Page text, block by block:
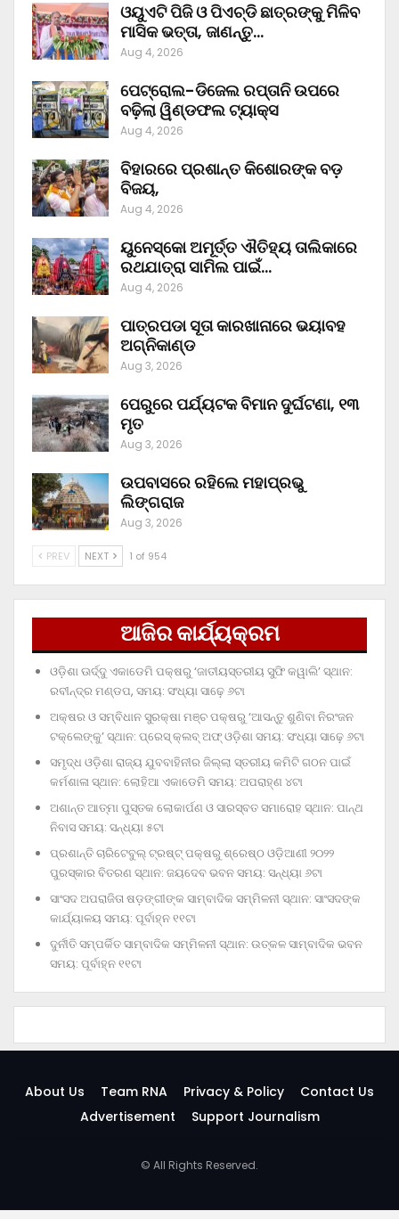
ଓୟୁଏଟି ପିଜି ଓ ପିଏଚ୍‌ଡି ଛାତ୍ରଙ୍କୁ ମିଳିବ
ମାସିକ ଭତ୍ତା, ଜାଣନ୍ତୁ…
Aug 4, 2026
ପେଟ୍ରୋଲ-ଡିଜେଲ ରପ୍ତାନି ଉପରେ
ବଢ଼ିଲା ୱିଣ୍ଡଫଲ ଟ୍ୟାକ୍ସ
Aug 4, 2026
ବିହାରରେ ପ୍ରଶାନ୍ତ କିଶୋରଙ୍କ ବଡ଼
ବିଜୟ,
Aug 4, 2026
ୟୁନେସ୍କୋ ଅମୂର୍ତ୍ତ ଐତିହ୍ୟ ତାଲିକାରେ
ରଥଯାତ୍ରା ସାମିଲ ପାଇଁ…
Aug 4, 2026
ପାତ୍ରପଡା ସୂତା କାରଖାନାରେ ଭୟାବହ
ଅଗ୍ନିକାଣ୍ଡ
Aug 3, 2026
ପେରୁରେ ପର୍ଯ୍ୟଟକ ବିମାନ ଦୁର୍ଘଟଣା, ୧୩
ମୃତ
Aug 3, 2026
ଉପବାସରେ ରହିଲେ ମହାପ୍ରଭୁ
ଲିଙ୍ଗରାଜ
Aug 3, 2026
PREV NEXT 1 of 954
ଆଜିର କାର୍ଯ୍ୟକ୍ରମ
ଓଡ଼ିଶା ଊର୍ଦ୍ଦୁ ଏକାଡେମି ପକ୍ଷରୁ ‘ଜାତୀୟସ୍ତରୀୟ ସୁଫି କୱାଲି’ ସ୍ଥାନ:
ରବୀନ୍ଦ୍ର ମଣ୍ଡପ, ସମୟ: ସଂଧ୍ୟା ସାଢ଼େ ୬ଟା
ଅକ୍ଷର ଓ ସମ୍ବିଧାନ ସୁରକ୍ଷା ମଞ୍ଚ ପକ୍ଷରୁ ‘ଆସନ୍ତୁ ଶୁଣିବା ନିରଂଜନ
ଟକ୍‌ଲେଙ୍କୁ’ ସ୍ଥାନ: ପ୍ରେସ୍‌ କ୍ଲବ୍‌ ଅଫ୍‌ ଓଡ଼ିଶା ସମୟ: ସଂଧ୍ୟା ସାଢ଼େ ୬ଟା
ସମୃଦ୍ଧ ଓଡ଼ିଶା ରାଜ୍ୟ ଯୁବବାହିନୀର ଜିଲ୍ଲା ସ୍ତରୀୟ କମିଟି ଗଠନ ପାଇଁ
କର୍ମଶାଳା ସ୍ଥାନ: ଲୋହିଆ ଏକାଡେମି ସମୟ: ଅପରାହ୍‌ଣ ୪ଟା
ଅଶାନ୍ତ ଆତ୍ମା ପୁସ୍ତକ ଲୋକାର୍ପଣ ଓ ସାରସ୍ବତ ସମାରୋହ ସ୍ଥାନ: ପାନ୍ଥ
ନିବାସ ସମୟ: ସନ୍ଧ୍ୟା ୫ଟା
ପ୍ରଶାନ୍ତି ଚାରିଟେବୁଲ୍‌ ଟ୍ରଷ୍ଟ୍‌ ପକ୍ଷରୁ ଶ୍ରେଷ୍ଠ ଓଡ଼ିଆଣୀ ୨୦୨୨
ପୁରସ୍କାର ବିତରଣ ସ୍ଥାନ: ଜୟଦେବ ଭବନ ସମୟ: ସନ୍ଧ୍ୟା ୬ଟା
ସାଂସଦ ଅପରାଜିତା ଷଡ଼ଙ୍ଗୀଙ୍କ ସାମ୍ବାଦିକ ସମ୍ମିଳନୀ ସ୍ଥାନ: ସାଂସଦଙ୍କ
କାର୍ଯ୍ୟାଳୟ ସମୟ: ପୂର୍ବାହ୍ନ ୧୧ଟା
ଦୁର୍ନୀତି ସମ୍ପର୍କିତ ସାମ୍ବାଦିକ ସମ୍ମିଳନୀ ସ୍ଥାନ: ଉତ୍କଳ ସାମ୍ବାଦିକ ଭବନ
ସମୟ: ପୂର୍ବାହ୍ନ ୧୧ଟା
About Us Team RNA Privacy & Policy
Contact Us
Advertisement
Support Journalism
© All Rights Reserved.